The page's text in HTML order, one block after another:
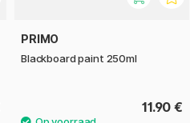
PRIMO
Blackboard paint 250ml
11.90 €